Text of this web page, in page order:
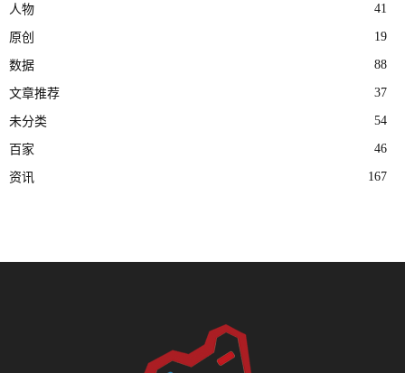
人物 41
原创 19
数据 88
文章推荐 37
未分类 54
百家 46
资讯 167